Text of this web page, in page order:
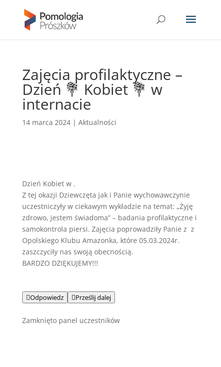
Zajęcia profilaktyczne –
Dzień 💐 Kobiet 💐 w
internacie
14 marca 2024| Aktualności
Dzień Kobiet w .
Z tej okazji Dziewczęta jak i Panie wychowawczynie
uczestniczyły w ciekawym wykładzie na temat: „Żyję
zdrowo, jestem świadoma” – badania profilaktyczne i
samokontrola piersi. Zajęcia poprowadziły Panie z z
Opolskiego Klubu Amazonka, które 05.03.2024r.
zaszczyciły nas swoją obecnością.
BARDZO DZIĘKUJEMY!!!
Odpowiedz Prześlij dalej
Zamknięto panel uczestników